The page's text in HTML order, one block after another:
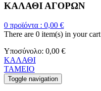
ΚΑΛΑΘΙ ΑΓΟΡΩΝ
0 προϊόντα : 0,00 €
There are 0 item(s) in your cart
Υποσύνολο: 0,00 €
ΚΑΛΑΘΙ
ΤΑΜΕΙΟ
Toggle navigation